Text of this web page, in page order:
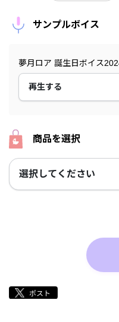
サンプルボイス
夢月ロア 誕生日ボイス
再生する
商品を選択
選択してください